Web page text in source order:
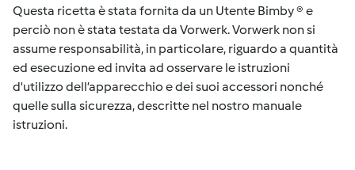
Questa ricetta è stata fornita da un Utente Bimby ® e
perciò non è stata testata da Vorwerk. Vorwerk non si
assume responsabilità, in particolare, riguardo a quantità
ed esecuzione ed invita ad osservare le istruzioni
d'utilizzo dell’apparecchio e dei suoi accessori nonché
quelle sulla sicurezza, descritte nel nostro manuale
istruzioni.